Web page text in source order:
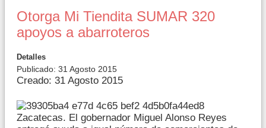
Otorga Mi Tiendita SUMAR 320
apoyos a abarroteros
Detalles
Publicado: 31 Agosto 2015
Creado: 31 Agosto 2015
Zacatecas. El gobernador Miguel Alonso Reyes